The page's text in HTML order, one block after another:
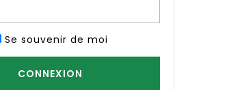
Se souvenir de moi